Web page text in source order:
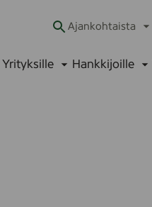
Ajankohtaista
Yrityksille Hankkijoille